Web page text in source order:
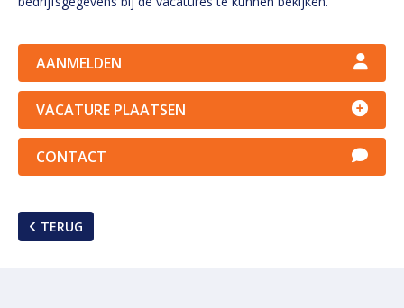
AANMELDEN
VACATURE PLAATSEN
CONTACT
TERUG